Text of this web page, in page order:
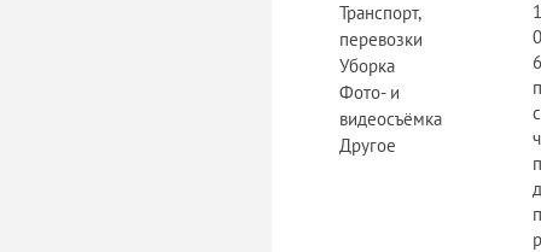
Транспорт,
перевозки
Уборка
Фото- и
видеосъёмка
Другое